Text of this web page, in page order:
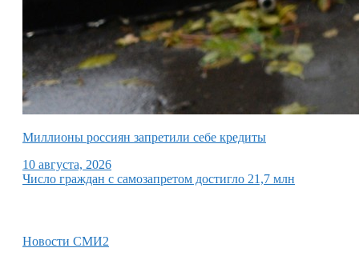
Миллионы россиян запретили себе кредиты
10 августа, 2026
Число граждан с самозапретом достигло 21,7 млн
Новости СМИ2